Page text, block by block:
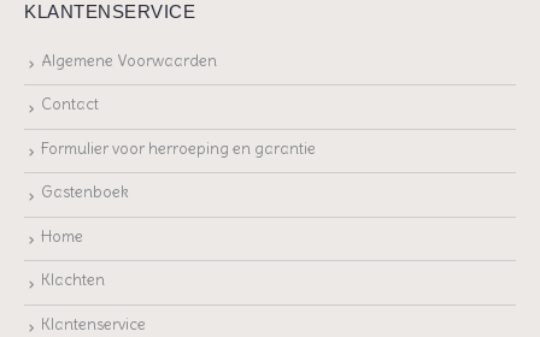
KLANTENSERVICE
Algemene Voorwaarden
Contact
Formulier voor herroeping en garantie
Gastenboek
Home
Klachten
Klantenservice